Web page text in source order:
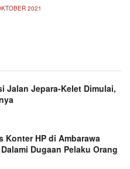
2021
Jalan Jepara-Kelet Dimulai,
Konter HP di Ambarawa
Dugaan Pelaku Orang